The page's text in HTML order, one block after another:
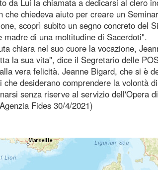
da Lui la chiamata a dedicarsi al clero
che chiedeva aiuto per creare un
scoprì subito un segno concreto del
madre di una moltitudine di Sacerdoti".
chiara nel suo cuore la vocazione,
la sua vita", dice il Segretario delle
vera felicità. Jeanne Bigard, che si è
che desiderano comprendere la volontà
senza riserve al servizio dell'Opera
Fides 30/4/2021)